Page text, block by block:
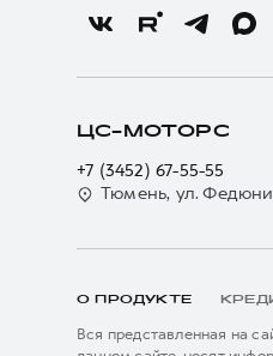
ЦС-МОТОРС
+7 (3452) 67-55-55
Тюмень, ул.
О ПРОДУКТЕ
Вся представленная на